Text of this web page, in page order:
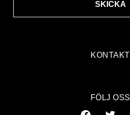
KONTAKT
SKICKA
FÖLJ OSS